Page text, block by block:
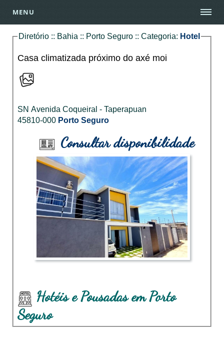
MENU
Diretório :: Bahia :: Porto Seguro :: Categoria: Hotel
Casa climatizada próximo do axé moi
SN Avenida Coqueiral - Taperapuan
45810-000 Porto Seguro
Consultar disponibilidade
Hotéis e Pousadas em Porto
Seguro